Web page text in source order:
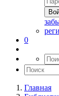
0
Главная